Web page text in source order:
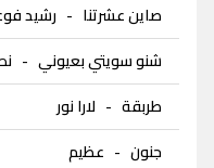
صاين عشرتنا - رشيد
شنو سويتي بعيوني -
طربقة - لارا نور
جنون - عظيم